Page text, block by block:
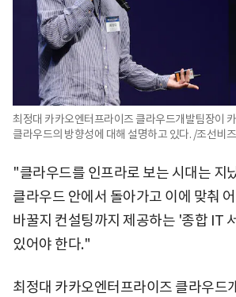
최정대 카카오엔터프라이즈 클라우드개발팀장이
클라우드의 방향성에 대해 설명하고 있다. /조선비즈
"클라우드를 인프라로 보는 시대는 지
클라우드 안에서 돌아가고 이에 맞춰
바꿀지 컨설팅까지 제공하는 '종합 IT
있어야 한다."
최정대 카카오엔터프라이즈 클라우드